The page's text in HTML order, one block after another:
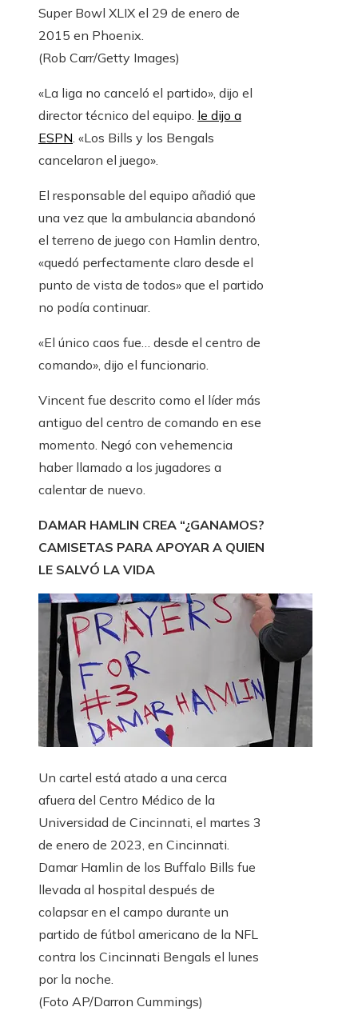
Super Bowl XLIX el 29 de enero de
2015 en Phoenix.
(Rob Carr/Getty Images)
«La liga no canceló el partido», dijo el
director técnico del equipo. le dijo a
ESPN. «Los Bills y los Bengals
cancelaron el juego».
El responsable del equipo añadió que
una vez que la ambulancia abandonó
el terreno de juego con Hamlin dentro,
«quedó perfectamente claro desde el
punto de vista de todos» que el partido
no podía continuar.
«El único caos fue… desde el centro de
comando», dijo el funcionario.
Vincent fue descrito como el líder más
antiguo del centro de comando en ese
momento. Negó con vehemencia
haber llamado a los jugadores a
calentar de nuevo.
DAMAR HAMLIN CREA “¿GANAMOS?
CAMISETAS PARA APOYAR A QUIEN
LE SALVÓ LA VIDA
Un cartel está atado a una cerca
afuera del Centro Médico de la
Universidad de Cincinnati, el martes 3
de enero de 2023, en Cincinnati.
Damar Hamlin de los Buffalo Bills fue
llevada al hospital después de
colapsar en el campo durante un
partido de fútbol americano de la NFL
contra los Cincinnati Bengals el lunes
por la noche.
(Foto AP/Darron Cummings)